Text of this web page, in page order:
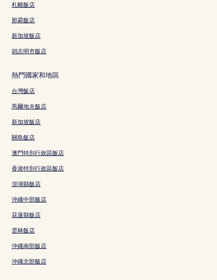
札幌飯店
那霸飯店
新加坡飯店
胡志明市飯店
熱門國家和地區
台灣飯店
馬爾地夫飯店
新加坡飯店
關島飯店
澳門特別行政區飯店
香港特別行政區飯店
澎湖縣飯店
沖繩中部飯店
花蓮縣飯店
雲林飯店
沖繩南部飯店
沖繩北部飯店